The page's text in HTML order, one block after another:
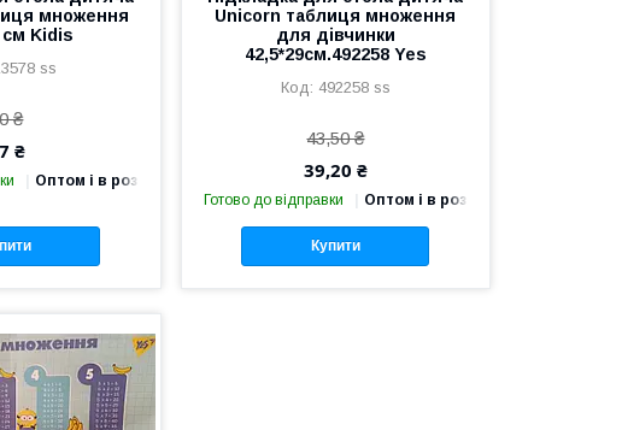
множення
см Kidis
ss
₴
₴
Оптом і в роздріб
Unicorn таблиця множення
для дівчинки
42,5*29см.492258 Yes
492258 ss
43,50 ₴
39,20 ₴
Готово до відправки Оптом і в роздріб
Купити